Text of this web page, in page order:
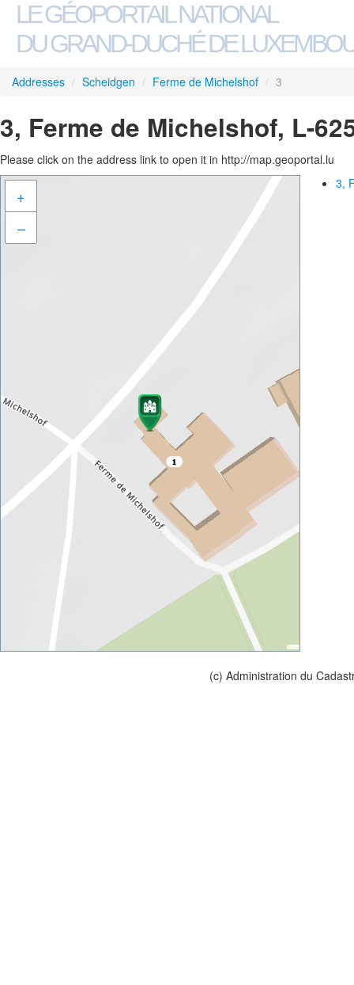
LE GÉOPORTAIL NATIONAL
DU GRAND-DUCHÉ DE
Addresses / Scheidgen / Ferme de Michelshof / 3
3, Ferme de Michelshof, L-
Please click on the address link to open it in http://map.geoportal.lu
+
–
3,
(c) Administration du